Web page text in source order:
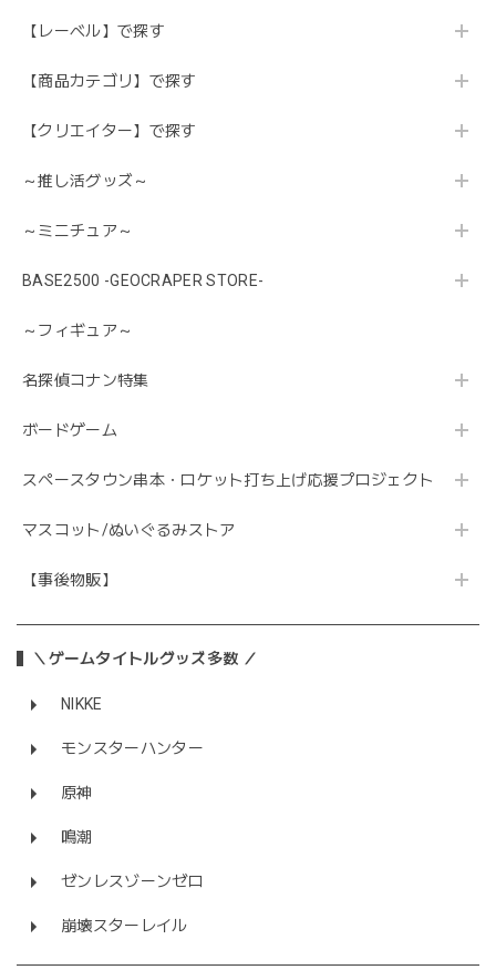
【レーベル】で探す
【商品カテゴリ】で探す
【クリエイター】で探す
～推し活グッズ～
～ミニチュア～
BASE2500 -GEOCRAPER STORE-
～フィギュア～
名探偵コナン特集
ボードゲーム
スペースタウン串本・ロケット打ち上げ応援プロジェクト
マスコット/ぬいぐるみストア
【事後物販】
＼ゲームタイトルグッズ多数 ／
NIKKE
モンスターハンター
原神
鳴潮
ゼンレスゾーンゼロ
崩壊スターレイル